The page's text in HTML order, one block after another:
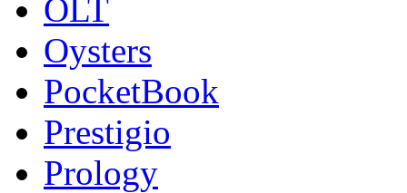
OLT
Oysters
PocketBook
Prestigio
Prology